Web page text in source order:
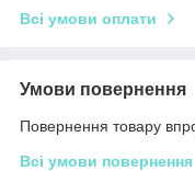
Всі умови оплати
Умови повернення
Повернення товару
Всі умови повернення